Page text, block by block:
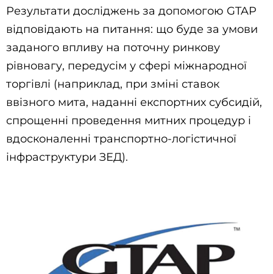
Результати досліджень за допомогою GTAP
відповідають на питання: що буде за умови
заданого впливу на поточну ринкову
рівновагу, передусім у сфері міжнародної
торгівлі (наприклад, при зміні ставок
ввізного мита, наданні експортних субсидій,
спрощенні проведення митних процедур і
вдосконаленні транспортно-логістичної
інфраструктури ЗЕД).